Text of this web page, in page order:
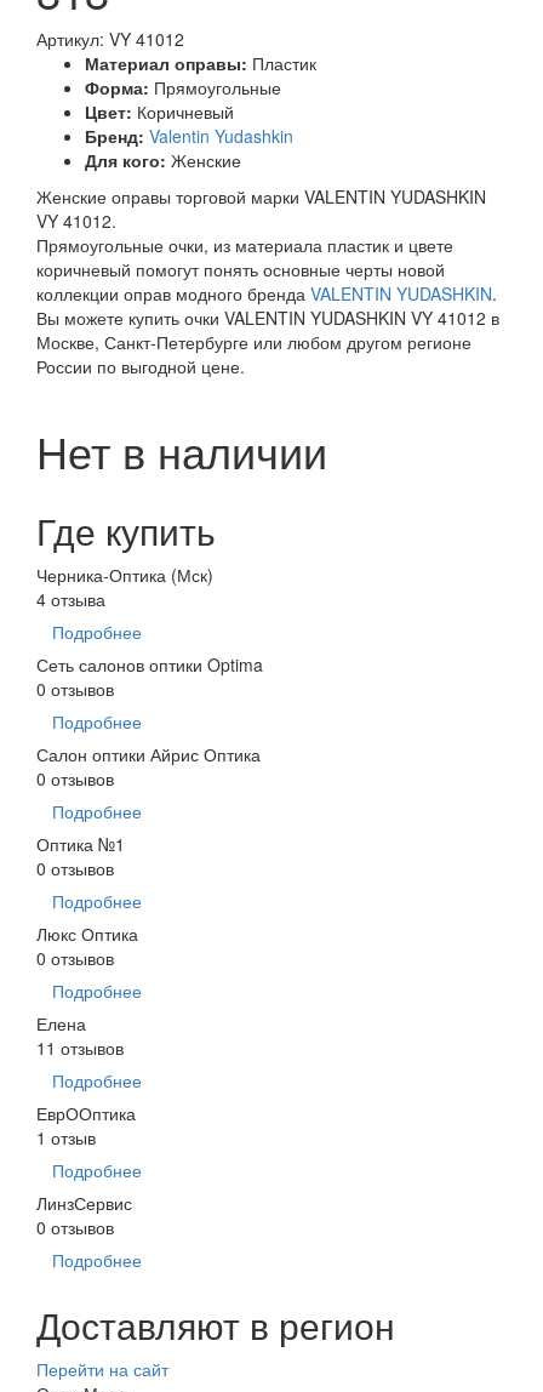
Артикул: VY 41012
Материал оправы: Пластик
Форма: Прямоугольные
Цвет: Коричневый
Бренд: Valentin Yudashkin
Для кого: Женские
Женские оправы торговой марки VALENTIN YUDASHKIN
VY 41012.
Прямоугольные очки, из материала пластик и цвете
коричневый помогут понять основные черты новой
коллекции оправ модного бренда VALENTIN YUDASHKIN.
Вы можете купить очки VALENTIN YUDASHKIN VY 41012 в
Москве, Санкт-Петербурге или любом другом регионе
России по выгодной цене.
Нет в наличии
Где купить
Черника-Оптика (Мск)
4 отзыва
Подробнее
Сеть салонов оптики Optima
0 отзывов
Подробнее
Салон оптики Айрис Оптика
0 отзывов
Подробнее
Оптика №1
0 отзывов
Подробнее
Люкс Оптика
0 отзывов
Подробнее
Елена
11 отзывов
Подробнее
ЕврООптика
1 отзыв
Подробнее
ЛинзСервис
0 отзывов
Подробнее
Доставляют в регион
Перейти на сайт